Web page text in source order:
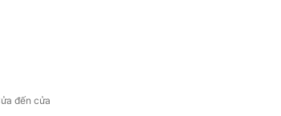
đến cửa